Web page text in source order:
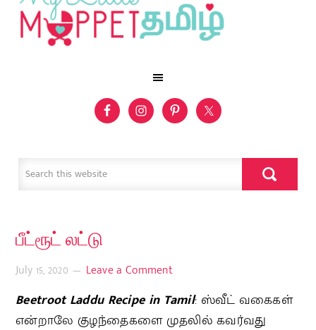
பீட்ரூட் லட்டு
July 15, 2020 Leave a Comment
Beetroot Laddu Recipe in Tamil: ஸ்வீட் வகைகள்
என்றாலே குழந்தைகளை முதலில் கவர்வது